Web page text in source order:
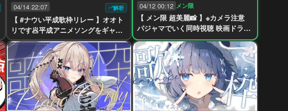
04/14 22:07 解析
【 #ナウい平成歌枠リレー 】オオト
リです🥟平成アニメソングをギャッ
プの歌声で🌹【VTuber】【稍麦】
04/12 00:12 メン限
【 メン限 超美麗📸 】※カメラ注意
パジャマでいく同時視聴 映画ドラえ
もんのび太の絵世界物語